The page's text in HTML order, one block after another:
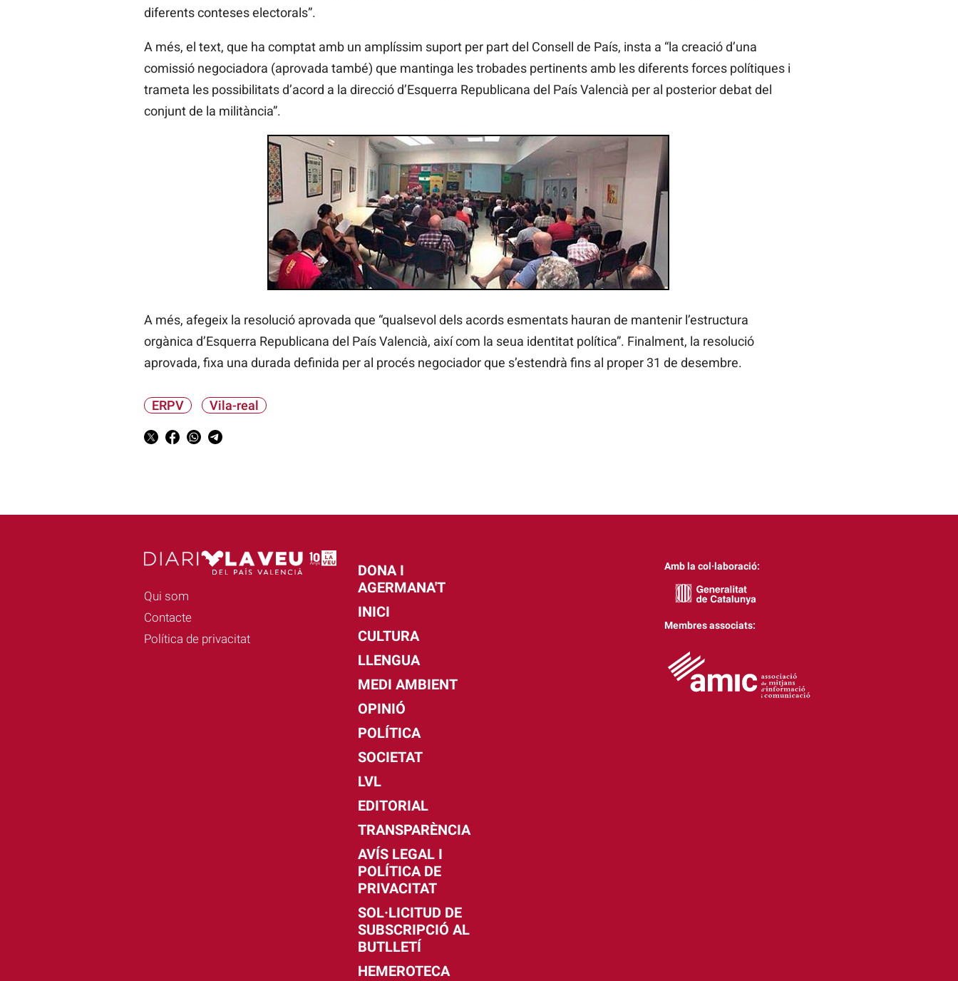
diferents conteses electorals”.
A més, el text, que ha comptat amb un amplíssim suport per part del Consell de País, insta a “la creació d’una
comissió negociadora (aprovada també) que mantinga les trobades pertinents amb les diferents forces polítiques i
trameta les possibilitats d’acord a la direcció d’Esquerra Republicana del País Valencià per al posterior debat del
conjunt de la militància”.
A més, afegeix la resolució aprovada que “qualsevol dels acords esmentats hauran de mantenir l’estructura
orgànica d’Esquerra Republicana del País Valencià, així com la seua identitat política”. Finalment, la resolució
aprovada, fixa una durada definida per al procés negociador que s’estendrà fins al proper 31 de desembre.
ERPV Vila-real
Qui som
Contacte
Política de privacitat
DONA I
AGERMANA'T
INICI
CULTURA
LLENGUA
MEDI AMBIENT
OPINIÓ
POLÍTICA
SOCIETAT
LVL
EDITORIAL
TRANSPARÈNCIA
AVÍS LEGAL I
POLÍTICA DE
PRIVACITAT
SOL·LICITUD DE
SUBSCRIPCIÓ AL
BUTLLETÍ
HEMEROTECA
Amb la col·laboració:
Membres associats: